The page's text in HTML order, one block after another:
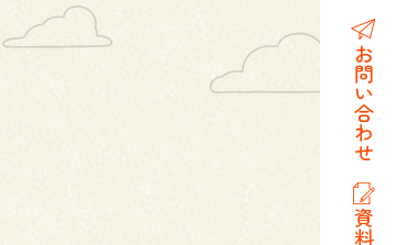
お問い合わせ